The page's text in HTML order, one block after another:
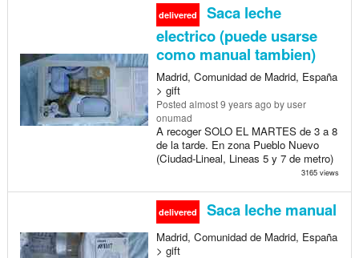
delivered
Saca leche
electrico (puede usarse
como manual tambien)
Madrid, Comunidad de Madrid, España
> gift
Posted almost 9 years ago by user
onumad
A recoger SOLO EL MARTES de 3 a 8
de la tarde. En zona Pueblo Nuevo
(Ciudad-Lineal, Lineas 5 y 7 de metro)
3165 views
delivered Saca leche manual
Madrid, Comunidad de Madrid, España
> gift